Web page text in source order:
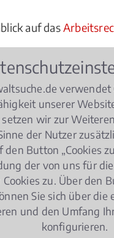
auf das
sind, oder sich
Experte
in Deutschland
verwendet
unserer
wir zur
der Nutzer
den Button „Cookies
der von uns für
zu. Über den
Sie sich über die
und den Umfang
konfigurieren.